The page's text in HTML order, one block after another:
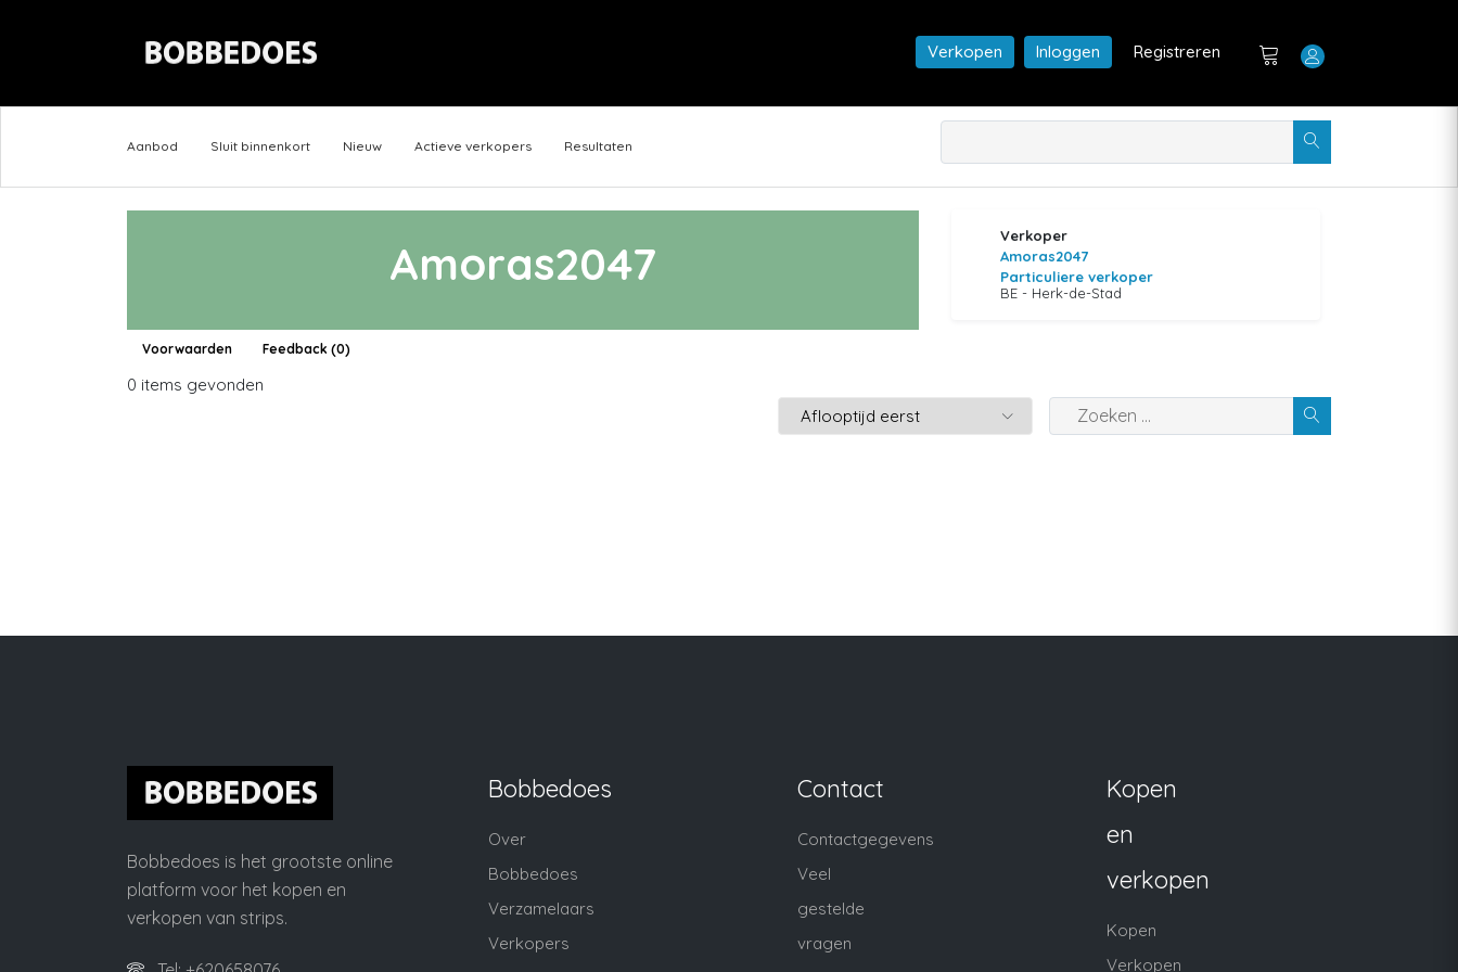
Verkopen Inloggen Registreren
Aanbod Sluit binnenkort Nieuw Actieve verkopers Resultaten
Amoras2047
Voorwaarden Feedback (0)
Verkoper
Amoras2047
Particuliere verkoper
BE - Herk-de-Stad
0 items gevonden
Bobbedoes is het grootste online
platform voor het kopen en
verkopen van strips.
Bobbedoes
Over
Bobbedoes
Verzamelaars
Verkopers
Contact
Contactgegevens
Veel
gestelde
vragen
Kopen
en
verkopen
Kopen
Verkopen